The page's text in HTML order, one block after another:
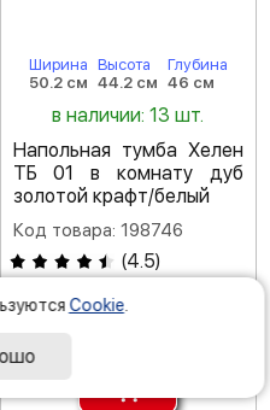
Ширина
50.2 см
Высота
44.2 см
Глубина
46 см
в наличии: 13 шт.
Напольная тумба Хелен
ТБ 01 в комнату дуб
золотой крафт/белый
Код товара: 198746
(4.5)
14290
Cookie